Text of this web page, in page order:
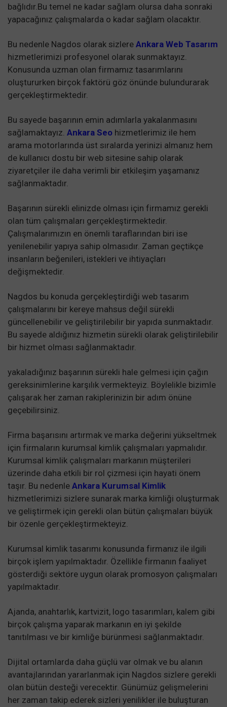
bağlıdır.Bu temel ne kadar sağlam olursa daha sonraki
yapacağınız çalışmalarda o kadar sağlam olacaktır.
Bu nedenle Nagdos olarak sizlere Ankara Web Tasarım
hizmetlerimizi profesyonel olarak sunmaktayız.
Konusunda uzman olan firmamız tasarımlarını
oluştururken birçok faktörü göz önünde bulundurarak
gerçekleştirmektedir.
Bu sayede başarının emin adımlarla yakalanmasını
sağlamaktayız. Ankara Seo hizmetlerimiz ile hem
arama motorlarında üst sıralarda yerinizi almanız hem
de kullanıcı dostu bir web sitesine sahip olarak
ziyaretçiler ile daha verimli bir etkileşim yaşamanız
sağlanmaktadır.
Başarının sürekli elinizde olması için firmamız gerekli
olan tüm çalışmaları gerçekleştirmektedir.
Çalışmalarımızın en önemli taraflarından biri ise
yenilenebilir yapıya sahip olmasıdır. Zaman geçtikçe
insanların beğenileri, istekleri ve ihtiyaçları
değişmektedir.
Nagdos bu konuda gerçekleştirdiği web tasarım
çalışmalarını bir kereye mahsus değil sürekli
güncellenebilir ve geliştirilebilir bir yapıda sunmaktadır.
Bu sayede aldığınız hizmetin sürekli olarak geliştirilebilir
bir hizmet olması sağlanmaktadır.
yakaladığınız başarının sürekli hale gelmesi için çağın
gereksinimlerine karşılık vermekteyiz. Böylelikle bizimle
çalışarak her zaman rakiplerinizin bir adım önüne
geçebilirsiniz.
Firma başarısını artırmak ve marka değerini yükseltmek
için firmaların kurumsal kimlik çalışmaları yapmalıdır.
Kurumsal kimlik çalışmaları markanın müşterileri
üzerinde daha etkili bir rol çizmesi için hayati önem
taşır. Bu nedenle Ankara Kurumsal Kimlik
hizmetlerimizi sizlere sunarak marka kimliği oluşturmak
ve geliştirmek için gerekli olan bütün çalışmaları büyük
bir özenle gerçekleştirmekteyiz.
Kurumsal kimlik tasarımı konusunda firmanız ile ilgili
birçok işlem yapılmaktadır. Özellikle firmanın faaliyet
gösterdiği sektöre uygun olarak promosyon çalışmaları
yapılmaktadır.
Ajanda, anahtarlık, kartvizit, logo tasarımları, kalem gibi
birçok çalışma yaparak markanın en iyi şekilde
tanıtılması ve bir kimliğe bürünmesi sağlanmaktadır.
Dijital ortamlarda daha güçlü var olmak ve bu alanın
avantajlarından yararlanmak için Nagdos sizlere gerekli
olan bütün desteği verecektir. Günümüz gelişmelerini
her zaman takip ederek sizleri yenilikler ile buluşturan